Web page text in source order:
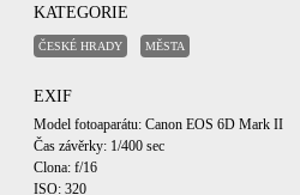
KATEGORIE
ČESKÉ HRADY MĚSTA
EXIF
Model fotoaparátu: Canon EOS 6D Mark II
Čas závěrky: 1/400 sec
Clona: f/16
ISO: 320